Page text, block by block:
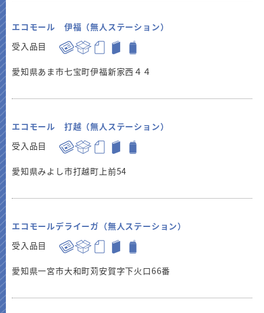
エコモール 伊福（無人ステーション）
受入品目
愛知県あま市七宝町伊福新家西４４
エコモール 打越（無人ステーション）
受入品目
愛知県みよし市打越町上前54
エコモールデライーガ（無人ステーション）
受入品目
愛知県一宮市大和町苅安賀字下火口66番